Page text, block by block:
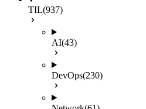
TIL(937)
AI(43)
DevOps(230)